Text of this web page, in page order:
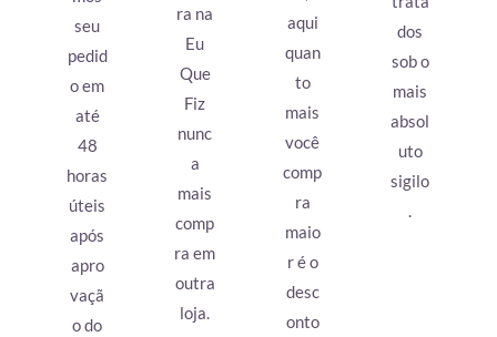
seu
pedid
o em
até
48
horas
úteis
após
apro
vaçã
o do
ra na
Eu
Que
Fiz
nunc
a
mais
comp
ra em
outra
loja.
aqui
quan
to
mais
você
comp
ra
maio
r é o
desc
onto
dos
sob o
mais
absol
uto
sigilo
.